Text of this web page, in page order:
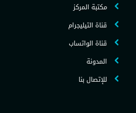
مكتبة المركز
قناة التيليجرام
قناة الواتساب
المدونة
للإتصال بنا